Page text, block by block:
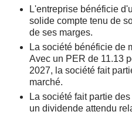
L'entreprise bénéficie
solide compte tenu de
de ses marges.
La société bénéficie de
Avec un PER de 11.13
2027, la société fait
marché.
La société fait partie
un dividende attendu